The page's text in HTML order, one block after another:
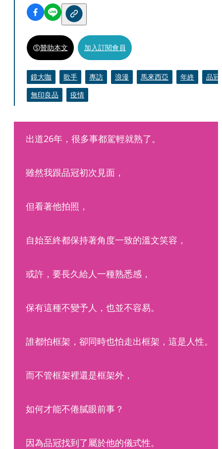
贊助本文 加入訂閱會員
鏡大咖 歌手 專訪 浪漫 馬來西亞 年終
品冠
無印良品
疫情
出道26年，很多事都駕輕就熟了。
雖然我跟品冠初次見面，
但看著他拍照，
自始至終都保持著角度一致的溫文笑容，
或許，要長久給人一種熟悉感，
保有這種不變予人，也並不容易。
誰都怕框架，卻同時也怕走出框架，這是人性。
而不管框架裡還是框架外，
如何才能不倦膩眼前事？
因為品冠找到了屬於他的儀式性。